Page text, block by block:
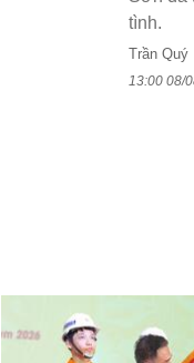
tình.
Trần Quý
13:00 08/